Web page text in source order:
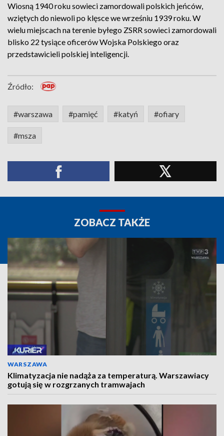
Wiosną 1940 roku sowieci zamordowali polskich jeńców,
wziętych do niewoli po klęsce we wrześniu 1939 roku. W
wielu miejscach na terenie byłego ZSRR sowieci zamordowali
blisko 22 tysiące oficerów Wojska Polskiego oraz
przedstawicieli polskiej inteligencji.
Źródło:
#warszawa #pamięć #katyń #ofiary
#msza
ZOBACZ TAKŻE
WARSZAWA
Klimatyzacja nie nadąża za temperaturą. Warszawiacy
gotują się w rozgrzanych tramwajach